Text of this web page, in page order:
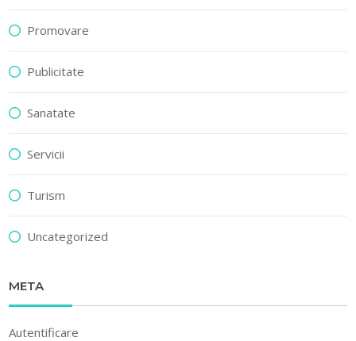
Promovare
Publicitate
Sanatate
Servicii
Turism
Uncategorized
META
Autentificare